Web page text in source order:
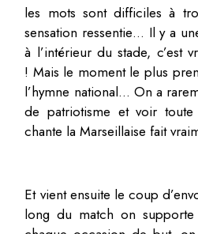
les mots sont difficiles à
sensation ressentie… Il y a
à l’intérieur du stade, c’est
! Mais le moment le plus
l’hymne national… On a
de patriotisme et voir
chante la Marseillaise fait
Et vient ensuite le coup
long du match on